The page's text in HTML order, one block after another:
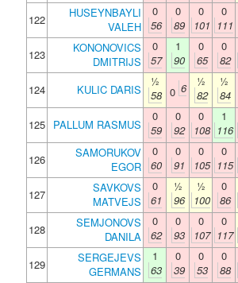
122
HUSEYNBAYLI
VALEH
0
56
0
89
0
101
0
111
123
KONONOVICS
DMITRIJS
0
57
1
90
0
65
0
82
124
KULIC DARIS
½
58 0 6
½
82
½
84
125 PALLUM RASMUS
0
59
0
92
0
108
1
116
126
SAMORUKOV
EGOR
0
60
0
91
0
105
0
115
127
SAVKOVS
MATVEJS
0
61
½
96
½
100
0
86
128
SEMJONOVS
DANILA
0
62
0
93
0
107
0
117
129
SERGEJEVS
GERMANS
1
63
0
39
0
53
0
88